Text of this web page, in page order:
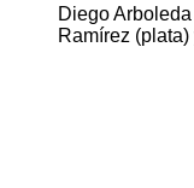
Diego
Ramírez